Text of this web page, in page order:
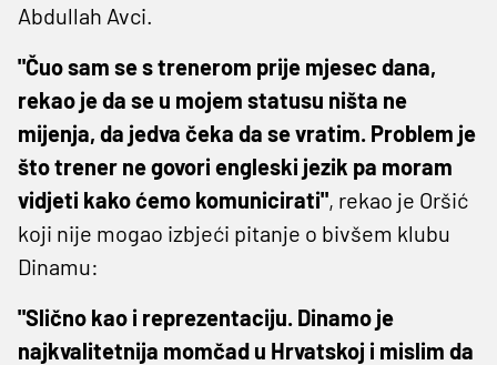
Abdullah Avci.
"Čuo sam se s trenerom prije mjesec dana,
rekao je da se u mojem statusu ništa ne
mijenja, da jedva čeka da se vratim. Problem je
što trener ne govori engleski jezik pa moram
vidjeti kako ćemo komunicirati", rekao je Oršić
koji nije mogao izbjeći pitanje o bivšem klubu
Dinamu:
"Slično kao i reprezentaciju. Dinamo je
najkvalitetnija momčad u Hrvatskoj i mislim da